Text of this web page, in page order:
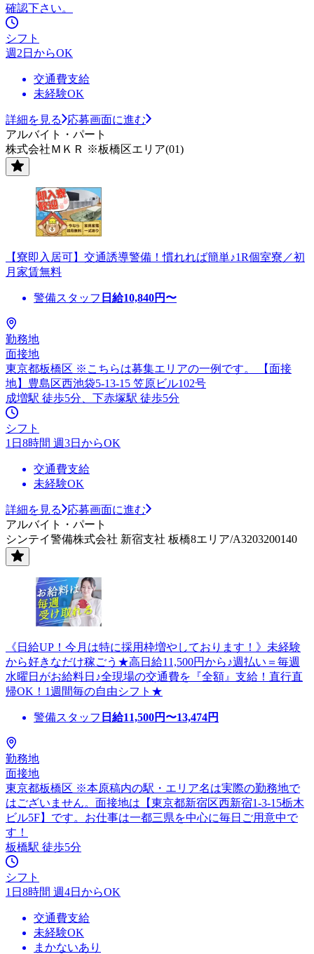
確認下さい。
シフト
週2日からOK
交通費支給
未経験OK
詳細を見る
応募画面に進む
アルバイト・パート
株式会社ＭＫＲ ※板橋区エリア(01)
【寮即入居可】交通誘導警備！慣れれば簡単♪1R個室寮／初
月家賃無料
警備スタッフ 日給10,840円〜
勤務地
面接地
東京都板橋区 ※こちらは募集エリアの一例です。 【面接
地】豊島区西池袋5-13-15 笠原ビル102号
成増駅 徒歩5分、下赤塚駅 徒歩5分
シフト
1日8時間 週3日からOK
交通費支給
未経験OK
詳細を見る
応募画面に進む
アルバイト・パート
シンテイ警備株式会社 新宿支社 板橋8エリア/A3203200140
《日給UP！今月は特に採用枠増やしております！》未経験
から好きなだけ稼ごう★高日給11,500円から♪週払い＝毎週
水曜日がお給料日♪全現場の交通費を『全額』支給！直行直
帰OK！1週間毎の自由シフト★
警備スタッフ 日給11,500円〜13,474円
勤務地
面接地
東京都板橋区 ※本原稿内の駅・エリア名は実際の勤務地で
はございません。面接地は【東京都新宿区西新宿1-3-15栃木
ビル5F】です。お仕事は一都三県を中心に毎日ご用意中で
す！
板橋駅 徒歩5分
シフト
1日8時間 週4日からOK
交通費支給
未経験OK
まかないあり